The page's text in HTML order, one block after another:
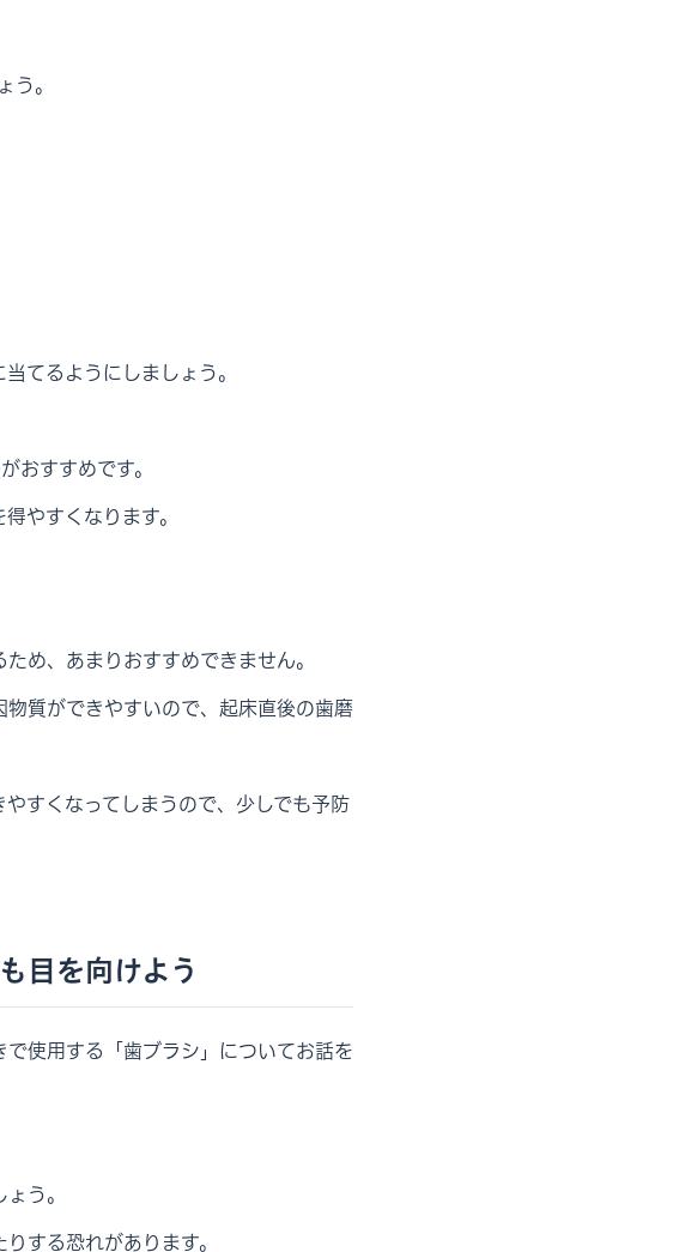
。
てるようにしましょう。
おすすめです。
やすくなります。
め、あまりおすすめできません。
質ができやすいので、起床直後の歯磨
すくなってしまうので、少しでも予防
目を向けよう
使用する「歯ブラシ」についてお話を
う。
する恐れがあります。